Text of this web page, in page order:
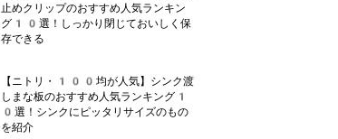
止めクリップのおすすめ人気ランキン
グ10選！しっかり閉じておいしく保
存できる
【ニトリ・100均が人気】シンク渡
しまな板のおすすめ人気ランキング1
0選！シンクにピッタリサイズのもの
を紹介